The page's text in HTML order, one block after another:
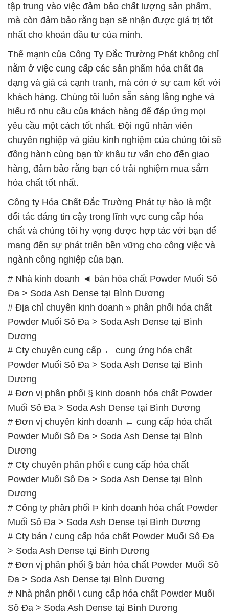
tập trung vào việc đảm bảo chất lượng sản phẩm,
mà còn đảm bảo rằng bạn sẽ nhận được giá trị tốt
nhất cho khoản đầu tư của mình.
Thế mạnh của Công Ty Đắc Trường Phát không chỉ
nằm ở việc cung cấp các sản phẩm hóa chất đa
dạng và giá cả cạnh tranh, mà còn ở sự cam kết với
khách hàng. Chúng tôi luôn sẵn sàng lắng nghe và
hiểu rõ nhu cầu của khách hàng để đáp ứng mọi
yêu cầu một cách tốt nhất. Đội ngũ nhân viên
chuyên nghiệp và giàu kinh nghiệm của chúng tôi sẽ
đồng hành cùng bạn từ khâu tư vấn cho đến giao
hàng, đảm bảo rằng bạn có trải nghiệm mua sắm
hóa chất tốt nhất.
Công ty Hóa Chất Đắc Trường Phát tự hào là một
đối tác đáng tin cậy trong lĩnh vực cung cấp hóa
chất và chúng tôi hy vọng được hợp tác với bạn để
mang đến sự phát triển bền vững cho công việc và
ngành công nghiệp của bạn.
# Nhà kinh doanh ◄ bán hóa chất Powder Muối Sô
Đa > Soda Ash Dense tại Bình Dương
# Địa chỉ chuyên kinh doanh » phân phối hóa chất
Powder Muối Sô Đa > Soda Ash Dense tại Bình
Dương
# Cty chuyên cung cấp ← cung ứng hóa chất
Powder Muối Sô Đa > Soda Ash Dense tại Bình
Dương
# Đơn vị phân phối § kinh doanh hóa chất Powder
Muối Sô Đa > Soda Ash Dense tại Bình Dương
# Đơn vị chuyên kinh doanh ← cung cấp hóa chất
Powder Muối Sô Đa > Soda Ash Dense tại Bình
Dương
# Cty chuyên phân phối ε cung cấp hóa chất
Powder Muối Sô Đa > Soda Ash Dense tại Bình
Dương
# Công ty phân phối Þ kinh doanh hóa chất Powder
Muối Sô Đa > Soda Ash Dense tại Bình Dương
# Cty bán / cung cấp hóa chất Powder Muối Sô Đa
> Soda Ash Dense tại Bình Dương
# Đơn vị phân phối § bán hóa chất Powder Muối Sô
Đa > Soda Ash Dense tại Bình Dương
# Nhà phân phối \ cung cấp hóa chất Powder Muối
Sô Đa > Soda Ash Dense tại Bình Dương